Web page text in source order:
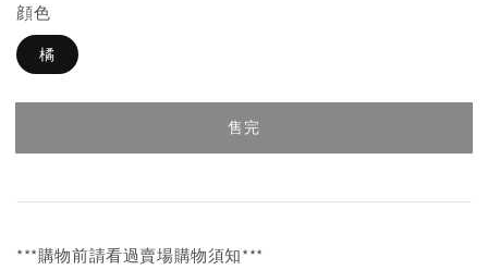
顔色
橘
售完
***購物前請看過賣場購物須知***